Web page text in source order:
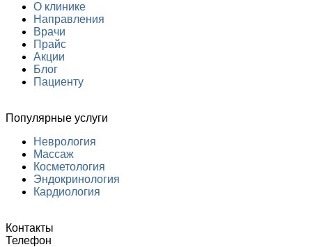
О клинике
Направления
Врачи
Прайс
Акции
Блог
Пациенту
Популярные услуги
Неврология
Массаж
Косметология
Эндокринология
Кардиология
Контакты
Телефон